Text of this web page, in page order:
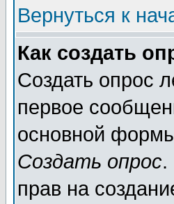
Вернуться к
Как создать
Создать опрос
первое
основной
Создать опрос.
прав на